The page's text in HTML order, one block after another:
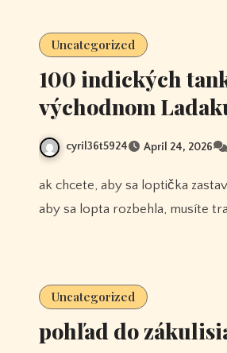
Uncategorized
100 indických
východnom
cyril36t5924 April 24, 2026
ak chcete, aby sa loptička zastavila rýchlejšie, udrite do piesku asi 1 palec za stredom golfovej loptičky. ak chcete,
aby sa lopta rozbehla, musíte
Uncategorized
pohľad do